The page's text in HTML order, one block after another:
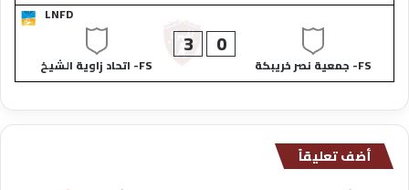
LNFD
FS- جمعية نصر خريبكة
0
3
FS- اتحاد زاوية الشيخ
أضف تعليقاً